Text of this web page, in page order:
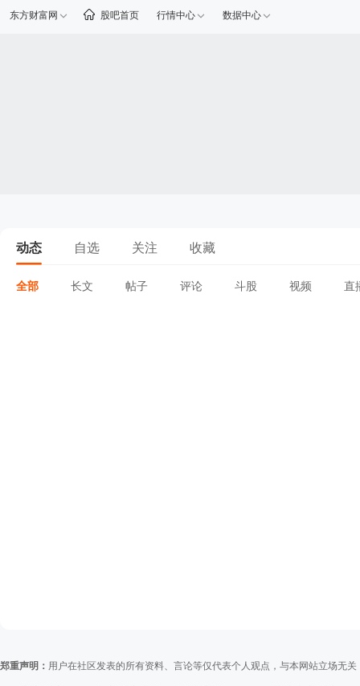
东方财富网 股吧首页 行情中心 数据中心
动态 自选 关注 收藏
全部 长文 帖子 评论 斗股 视频 直
郑重声明： 用户在社区发表的所有资料、言论等仅代表个人观点，与本网站立场无